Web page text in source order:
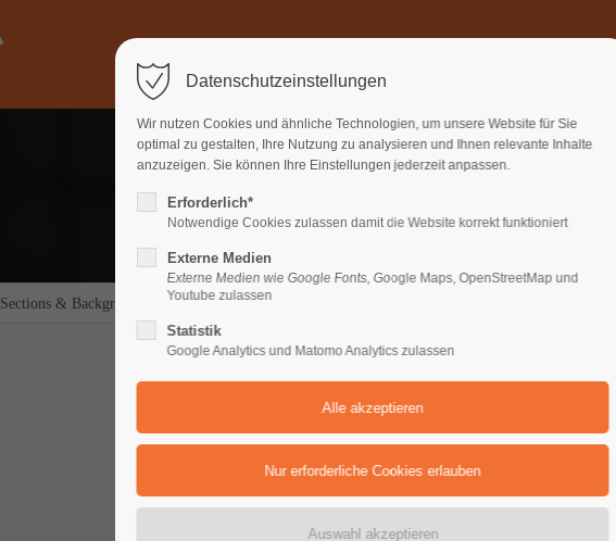
Support
Lorem ipsum dolor sit amet:
24h
We offer support for our customers
Cybersteel Inc.
376-293 City Road, Suite 600
San Francisco, CA 94102
Have any questions?
Sections & Backgrounds Background - Video
Sections & Backgrounds
Background - Video
Datenschutzeinstellungen
Wir nutzen Cookies und ähnliche Technologien, um unsere Website für Sie
optimal zu gestalten, Ihre Nutzung zu analysieren und Ihnen relevante Inhalte
anzuzeigen. Sie können Ihre Einstellungen jederzeit anpassen.
Erforderlich*
Notwendige Cookies zulassen damit die Website korrekt funktioniert
Externe Medien
Externe Medien wie Google Fonts, Google Maps, OpenStreetMap und
Youtube zulassen
Statistik
Google Analytics und Matomo Analytics zulassen